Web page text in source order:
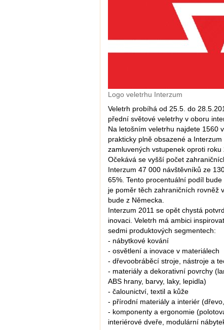
Logo veletrhu Interzum
Veletrh probíhá od 25.5. do
přední světové veletrhy v oboru
Na letošním veletrhu najdete 1560
prakticky plně obsazené a
zamluvených vstupenek oproti roku
Očekává se vyšší počet
Interzum 47 000 návštěvníků ze
65%. Tento procentuální podíl
je poměr těch zahraničních rovněž
bude z Německa.
Interzum 2011 se opět chystá
inovaci. Veletrh má ambici
sedmi produktových segmentech:
- nábytkové kování
- osvětlení a inovace v materiálech
- dřevoobráběcí stroje, nástroje a
- materiály a dekorativní povrchy
ABS hrany, barvy, laky, lepidla)
- čalounictví, textil a kůže
- přírodní materiály a interiér
- komponenty a ergonomie
interiérové dveře, modulární